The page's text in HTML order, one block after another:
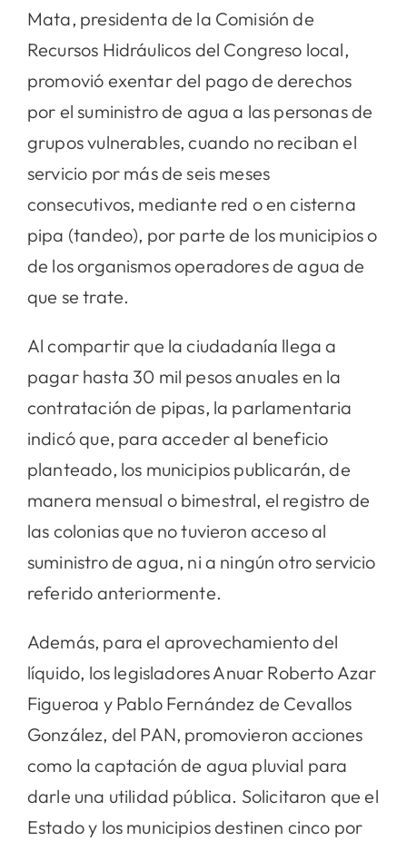
Mata, presidenta de la Comisión de
Recursos Hidráulicos del Congreso local,
promovió exentar del pago de derechos
por el suministro de agua a las personas de
grupos vulnerables, cuando no reciban el
servicio por más de seis meses
consecutivos, mediante red o en cisterna
pipa (tandeo), por parte de los municipios o
de los organismos operadores de agua de
que se trate.
Al compartir que la ciudadanía llega a
pagar hasta 30 mil pesos anuales en la
contratación de pipas, la parlamentaria
indicó que, para acceder al beneficio
planteado, los municipios publicarán, de
manera mensual o bimestral, el registro de
las colonias que no tuvieron acceso al
suministro de agua, ni a ningún otro servicio
referido anteriormente.
Además, para el aprovechamiento del
líquido, los legisladores Anuar Roberto Azar
Figueroa y Pablo Fernández de Cevallos
González, del PAN, promovieron acciones
como la captación de agua pluvial para
darle una utilidad pública. Solicitaron que el
Estado y los municipios destinen cinco por